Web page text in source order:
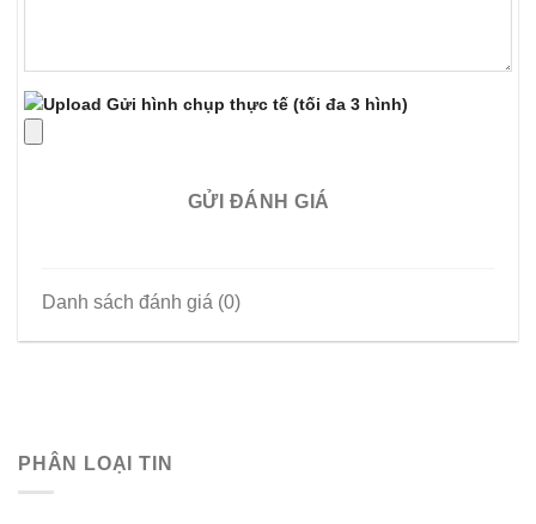
PHÂN LOẠI TIN
Gửi hình chụp thực tế (tối đa 3 hình)
GỬI ĐÁNH GIÁ
Danh sách đánh giá (0)